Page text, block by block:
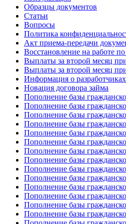
Образцы документов
Статьи
Вопросы
Политика
Акт приема-передачи
Восстановление на работе
Выплаты за второй месяц
Выплаты за второй месяц
Информация о разработчиках
Новация договора займа
Пополнение базы
Пополнение базы
Пополнение базы
Пополнение базы
Пополнение базы
Пополнение базы
Пополнение базы
Пополнение базы
Пополнение базы
Пополнение базы
Пополнение базы
Пополнение базы
Пополнение базы
Пополнение базы